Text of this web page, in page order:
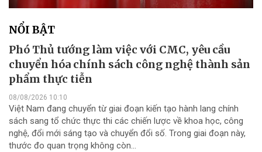
NỔI BẬT
Phó Thủ tướng làm việc với CMC, yêu cầu
chuyển hóa chính sách công nghệ thành sản
phẩm thực tiễn
08/08/2026 10:10
Việt Nam đang chuyển từ giai đoạn kiến tạo hành lang chính
sách sang tổ chức thực thi các chiến lược về khoa học, công
nghệ, đổi mới sáng tạo và chuyển đổi số. Trong giai đoạn này,
thước đo quan trọng không còn...